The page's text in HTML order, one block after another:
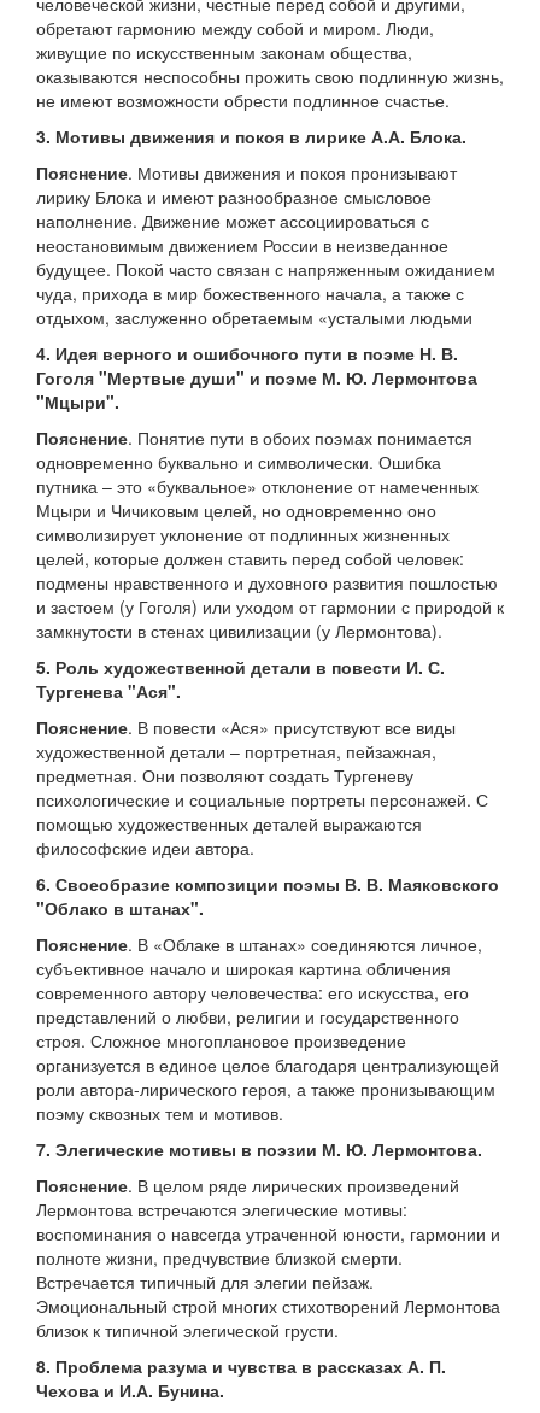
обретают гармонию между собой и миром. Люди,
живущие по искусственным законам общества,
оказываются неспособны прожить свою подлинную жизнь,
не имеют возможности обрести подлинное счастье.
3. Мотивы движения и покоя в лирике А.А. Блока.
Пояснение. Мотивы движения и покоя пронизывают
лирику Блока и имеют разнообразное смысловое
наполнение. Движение может ассоциироваться с
неостановимым движением России в неизведанное
будущее. Покой часто связан с напряженным ожиданием
чуда, прихода в мир божественного начала, а также с
отдыхом, заслуженно обретаемым «усталыми людьми
4. Идея верного и ошибочного пути в поэме Н. В.
Гоголя "Мертвые души" и поэме М. Ю. Лермонтова
"Мцыри".
Пояснение. Понятие пути в обоих поэмах понимается
одновременно буквально и символически. Ошибка
путника – это «буквальное» отклонение от намеченных
Мцыри и Чичиковым целей, но одновременно оно
символизирует уклонение от подлинных жизненных
целей, которые должен ставить перед собой человек:
подмены нравственного и духовного развития пошлостью
и застоем (у Гоголя) или уходом от гармонии с природой к
замкнутости в стенах цивилизации (у Лермонтова).
5. Роль художественной детали в повести И. С.
Тургенева "Ася".
Пояснение. В повести «Ася» присутствуют все виды
художественной детали – портретная, пейзажная,
предметная. Они позволяют создать Тургеневу
психологические и социальные портреты персонажей. С
помощью художественных деталей выражаются
философские идеи автора.
6. Своеобразие композиции поэмы В. В. Маяковского
"Облако в штанах".
Пояснение. В «Облаке в штанах» соединяются личное,
субъективное начало и широкая картина обличения
современного автору человечества: его искусства, его
представлений о любви, религии и государственного
строя. Сложное многоплановое произведение
организуется в единое целое благодаря централизующей
роли автора-лирического героя, а также пронизывающим
поэму сквозных тем и мотивов.
7. Элегические мотивы в поэзии М. Ю. Лермонтова.
Пояснение. В целом ряде лирических произведений
Лермонтова встречаются элегические мотивы:
воспоминания о навсегда утраченной юности, гармонии и
полноте жизни, предчувствие близкой смерти.
Встречается типичный для элегии пейзаж.
Эмоциональный строй многих стихотворений Лермонтова
близок к типичной элегической грусти.
8. Проблема разума и чувства в рассказах А. П.
Чехова и И.А. Бунина.